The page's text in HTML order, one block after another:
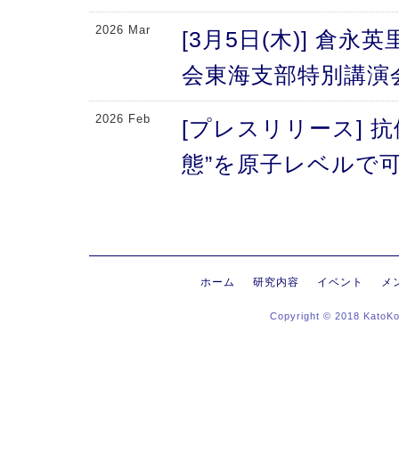
2026 Mar
[3月5日(木)] 倉永英
会東海支部特別講
2026 Feb
[プレスリリース]
態”を原子レベルで
[プレスリリース]
にする抗体のFc領
る高次構造評価の
ホーム 研究内容 イベント メ
Copyright © 2018